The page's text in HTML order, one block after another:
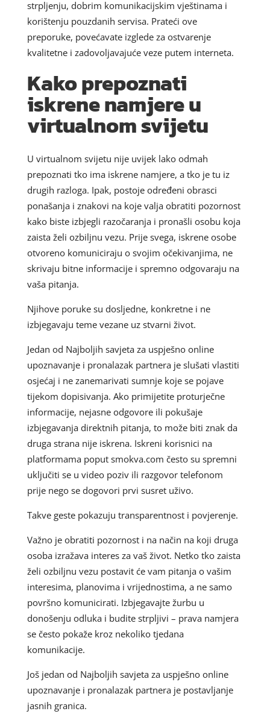
strpljenju, dobrim komunikacijskim vještinama i
korištenju pouzdanih servisa. Prateći ove
preporuke, povećavate izglede za ostvarenje
kvalitetne i zadovoljavajuće veze putem interneta.
Kako prepoznati
iskrene namjere u
virtualnom svijetu
U virtualnom svijetu nije uvijek lako odmah
prepoznati tko ima iskrene namjere, a tko je tu iz
drugih razloga. Ipak, postoje određeni obrasci
ponašanja i znakovi na koje valja obratiti pozornost
kako biste izbjegli razočaranja i pronašli osobu koja
zaista želi ozbiljnu vezu. Prije svega, iskrene osobe
otvoreno komuniciraju o svojim očekivanjima, ne
skrivaju bitne informacije i spremno odgovaraju na
vaša pitanja.
Njihove poruke su dosljedne, konkretne i ne
izbjegavaju teme vezane uz stvarni život.
Jedan od Najboljih savjeta za uspješno online
upoznavanje i pronalazak partnera je slušati vlastiti
osjećaj i ne zanemarivati sumnje koje se pojave
tijekom dopisivanja. Ako primijetite proturječne
informacije, nejasne odgovore ili pokušaje
izbjegavanja direktnih pitanja, to može biti znak da
druga strana nije iskrena. Iskreni korisnici na
platformama poput smokva.com često su spremni
uključiti se u video poziv ili razgovor telefonom
prije nego se dogovori prvi susret uživo.
Takve geste pokazuju transparentnost i povjerenje.
Važno je obratiti pozornost i na način na koji druga
osoba izražava interes za vaš život. Netko tko zaista
želi ozbiljnu vezu postavit će vam pitanja o vašim
interesima, planovima i vrijednostima, a ne samo
površno komunicirati. Izbjegavajte žurbu u
donošenju odluka i budite strpljivi – prava namjera
se često pokaže kroz nekoliko tjedana
komunikacije.
Još jedan od Najboljih savjeta za uspješno online
upoznavanje i pronalazak partnera je postavljanje
jasnih granica.